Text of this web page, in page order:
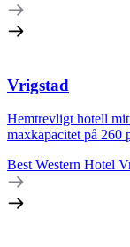
Vrigstad
Hemtrevligt hotell
maxkapacitet på 260
Best Western Hotel